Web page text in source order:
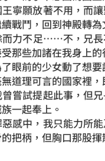
寧願放著不用，而
戰鬥，回到神殿轉
而力不足……不，兄
那些加諸在我身上的
眼前的少女動了想要
道理可言的國家裡
嘗試提起此事，但
一起奉上。
感中，我只能力所
把柄，但胸口那股